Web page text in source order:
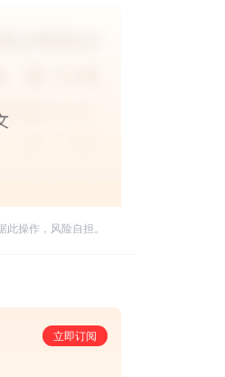
操作，风险自担。
立即订阅